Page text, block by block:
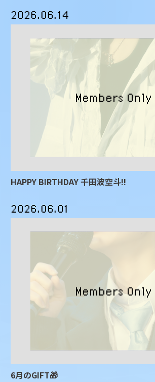
2026.06.14
HAPPY BIRTHDAY 千田波空斗!!
2026.06.01
6月のGIFT🎁